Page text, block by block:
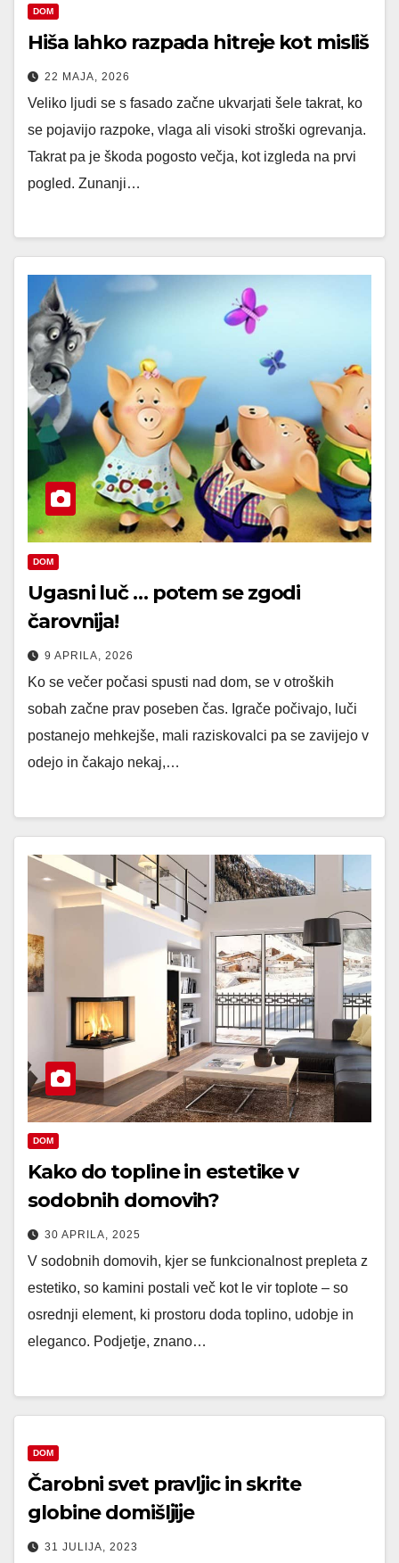
DOM
Hiša lahko razpada hitreje kot misliš
22 MAJA, 2026
Veliko ljudi se s fasado začne ukvarjati šele takrat, ko
se pojavijo razpoke, vlaga ali visoki stroški ogrevanja.
Takrat pa je škoda pogosto večja, kot izgleda na prvi
pogled. Zunanji…
DOM
Ugasni luč … potem se zgodi
čarovnija!
9 APRILA, 2026
Ko se večer počasi spusti nad dom, se v otroških
sobah začne prav poseben čas. Igrače počivajo, luči
postanejo mehkejše, mali raziskovalci pa se zavijejo v
odejo in čakajo nekaj,…
DOM
Kako do topline in estetike v
sodobnih domovih?
30 APRILA, 2025
V sodobnih domovih, kjer se funkcionalnost prepleta z
estetiko, so kamini postali več kot le vir toplote – so
osrednji element, ki prostoru doda toplino, udobje in
eleganco. Podjetje, znano…
DOM
Čarobni svet pravljic in skrite
globine domišljije
31 JULIJA, 2023